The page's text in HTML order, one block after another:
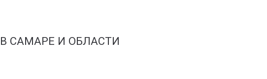
САМАРЕ И ОБЛАСТИ